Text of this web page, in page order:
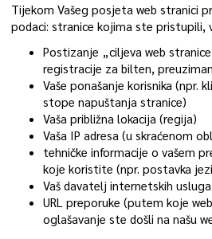
Tijekom Vašeg posjeta web stranici
podaci: stranice kojima ste pristupili,
Postizanje „ciljeva web
registracije za bilten,
Vaše ponašanje korisnika (npr.
stope napuštanja stranice)
Vaša približna lokacija (regija)
Vaša IP adresa (u skraćenom
tehničke informacije o vašem
koje koristite (npr. postavka
Vaš davatelj internetskih usluga
URL preporuke (putem koje
oglašavanje ste došli na našu